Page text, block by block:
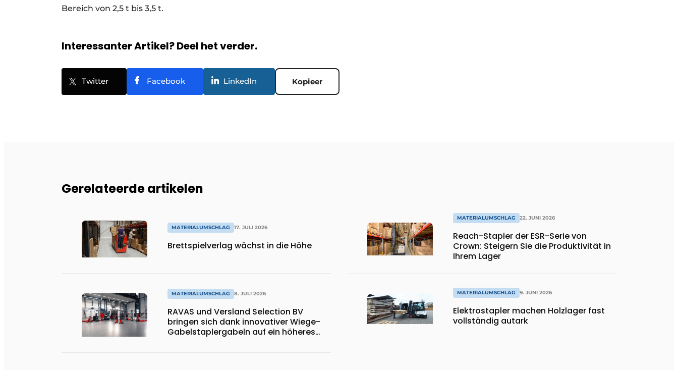
Bereich von 2,5 t bis 3,5 t.
Interessanter Artikel? Deel het verder.
Twitter Facebook LinkedIn Kopieer
Gerelateerde artikelen
MATERIALUMSCHLAG 17. JULI 2026
Brettspielverlag wächst in die Höhe
MATERIALUMSCHLAG 8. JULI 2026
RAVAS und Versland Selection BV
bringen sich dank innovativer Wiege-
Gabelstaplergabeln auf ein höheres
MATERIALUMSCHLAG 22. JUNI 2026
Reach-Stapler der ESR-Serie von
Crown: Steigern Sie die Produktivität in
Ihrem Lager
MATERIALUMSCHLAG 9. JUNI 2026
Elektrostapler machen Holzlager fast
vollständig autark